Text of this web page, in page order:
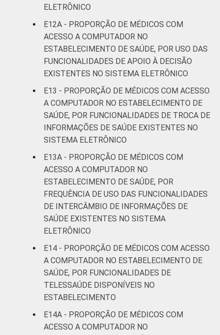
ELETRÔNICO
E12A - PROPORÇÃO DE MÉDICOS COM
ACESSO A COMPUTADOR NO
ESTABELECIMENTO DE SAÚDE, POR USO DAS
FUNCIONALIDADES DE APOIO À DECISÃO
EXISTENTES NO SISTEMA ELETRÔNICO
E13 - PROPORÇÃO DE MÉDICOS COM ACESSO
A COMPUTADOR NO ESTABELECIMENTO DE
SAÚDE, POR FUNCIONALIDADES DE TROCA DE
INFORMAÇÕES DE SAÚDE EXISTENTES NO
SISTEMA ELETRÔNICO
E13A - PROPORÇÃO DE MÉDICOS COM
ACESSO A COMPUTADOR NO
ESTABELECIMENTO DE SAÚDE, POR
FREQUÊNCIA DE USO DAS FUNCIONALIDADES
DE INTERCÂMBIO DE INFORMAÇÕES DE
SAÚDE EXISTENTES NO SISTEMA
ELETRÔNICO
E14 - PROPORÇÃO DE MÉDICOS COM ACESSO
A COMPUTADOR NO ESTABELECIMENTO DE
SAÚDE, POR FUNCIONALIDADES DE
TELESSAÚDE DISPONÍVEIS NO
ESTABELECIMENTO
E14A - PROPORÇÃO DE MÉDICOS COM
ACESSO A COMPUTADOR NO